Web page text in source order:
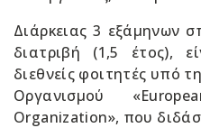
Διάρκειας 3 εξάμηνων
διατριβή (1,5 έτος),
διεθνείς φοιτητές υπό
Οργανισμού
Organization», που